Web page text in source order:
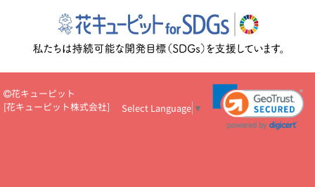
いのマナー
定年退職祝いのマナー
お祝いを贈るときのマナー・
花キューピットのお祝いコラム一覧
誕生日のお花を「色
彩心理学」で選ぶ方法
結婚祝いの予算相場
出産祝いお役立ち情
ール
新築引っ越し祝いコラム お祝い花のマナー総まとめ
職
場上司や先輩へ贈るお祝い花の正解は？
開店祝いの花 選び方ガイ
花キューピット
[花キューピット株式会社] Select Language ▼